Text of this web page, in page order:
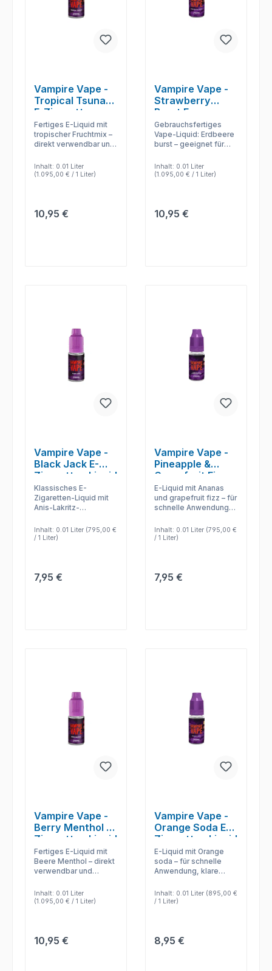
Vampire Vape -
Tropical Tsunami
E-Zigaretten
Liquid
Fertiges E-Liquid mit
tropischer Fruchtmix –
direkt verwendbar und
kompatible E-
Zigaretten im Alltag.
Inhalt: 0.01 Liter
(1.095,00 € / 1 Liter)
Regulärer Preis:
10,95 €
Vampire Vape -
Strawberry
Burst E-
Zigaretten Liquid
Gebrauchsfertiges
Vape-Liquid: Erdbeere
burst – geeignet für
direkt starten möchten.
Inhalt: 0.01 Liter
(1.095,00 € / 1 Liter)
Regulärer Preis:
10,95 €
Vampire Vape -
Black Jack E-
Zigaretten Liquid
Klassisches E-
Zigaretten-Liquid mit
Anis-Lakritz-
abgestimmt für den
täglichen Vape-
Inhalt: 0.01 Liter (795,00 €
/ 1 Liter)
Regulärer Preis:
7,95 €
Vampire Vape -
Pineapple &
Grapefruit Fizz
E-Zigaretten
Liquid
E-Liquid mit Ananas
und grapefruit fizz – für
schnelle Anwendung,
Geschmacksabgabe
und einfache
Inhalt: 0.01 Liter (795,00 €
/ 1 Liter)
Regulärer Preis:
7,95 €
Vampire Vape -
Berry Menthol E-
Zigaretten Liquid
Fertiges E-Liquid mit
Beere Menthol – direkt
verwendbar und
kompatible E-
Zigaretten im Alltag.
Inhalt: 0.01 Liter
(1.095,00 € / 1 Liter)
Regulärer Preis:
10,95 €
Vampire Vape -
Orange Soda E-
Zigaretten Liquid
E-Liquid mit Orange
soda – für schnelle
Anwendung, klare
und einfache
Nachfüllung.
Inhalt: 0.01 Liter (895,00 €
/ 1 Liter)
Regulärer Preis:
8,95 €